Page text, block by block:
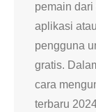
pemain
aplikasi
pengguna
gratis.
cara
terbaru